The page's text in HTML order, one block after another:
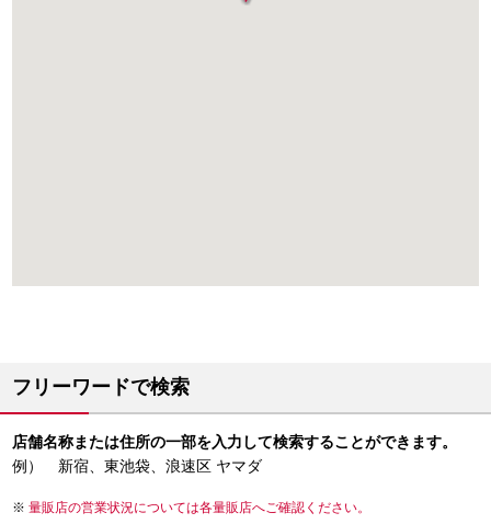
フリーワードで検索
店舗名称または住所の一部を入力して検索することができます。
例） 新宿、東池袋、浪速区 ヤマダ
量販店の営業状況については各量販店へご確認ください。